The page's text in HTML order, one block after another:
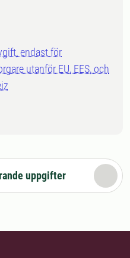
endast för
utanför EU, EES, och
uppgifter